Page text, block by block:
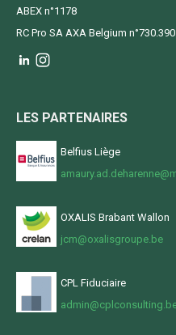
ABEX n°1178
RC Pro SA AXA Belgium
LES PARTENAIRES
Belfius Liège
OXALIS Brabant Wallon
jcm@oxalisgroupe.be
CPL Fiduciaire